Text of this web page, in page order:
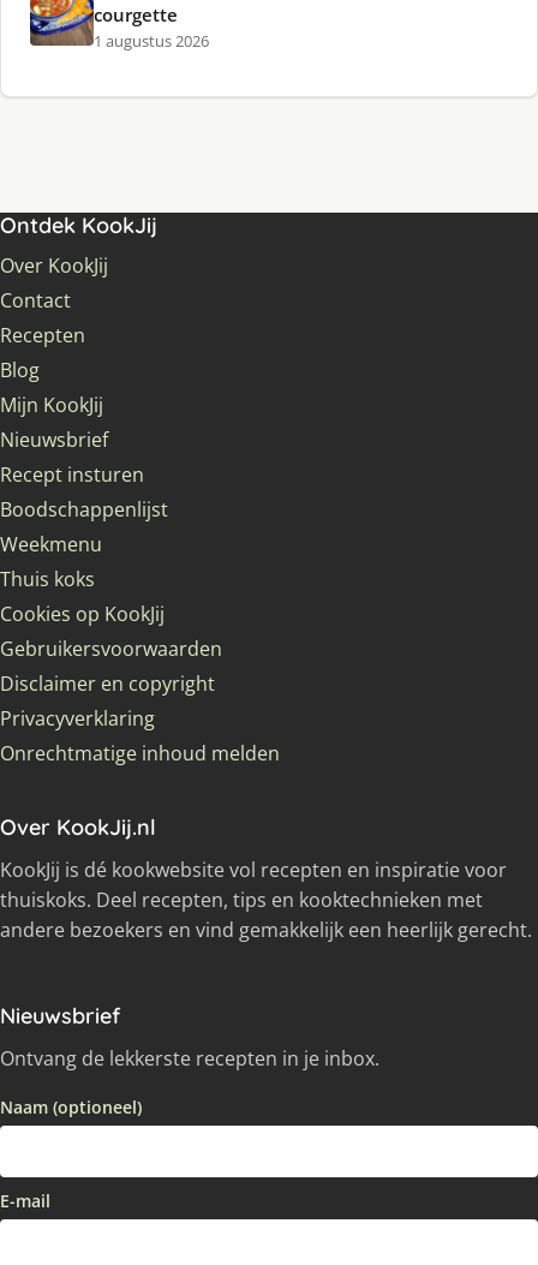
courgette
1 augustus 2026
Ontdek KookJij
Over KookJij
Contact
Recepten
Blog
Mijn KookJij
Nieuwsbrief
Recept insturen
Boodschappenlijst
Weekmenu
Thuis koks
Cookies op KookJij
Gebruikersvoorwaarden
Disclaimer en copyright
Privacyverklaring
Onrechtmatige inhoud melden
Over KookJij.nl
KookJij is dé kookwebsite vol recepten en inspiratie voor
thuiskoks. Deel recepten, tips en kooktechnieken met
andere bezoekers en vind gemakkelijk een heerlijk gerecht.
Nieuwsbrief
Ontvang de lekkerste recepten in je inbox.
Naam (optioneel)
E-mail